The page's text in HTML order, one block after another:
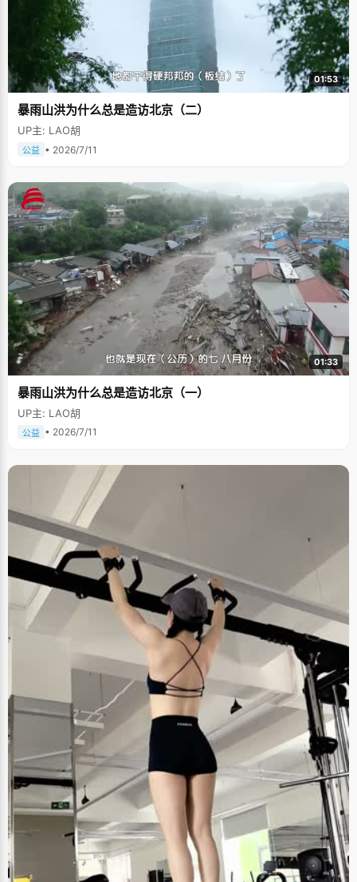
01:53
暴雨山洪为什么总是造访北京（二）
UP主: LAO胡
公益 • 2026/7/11
01:33
暴雨山洪为什么总是造访北京（一）
UP主: LAO胡
公益 • 2026/7/11